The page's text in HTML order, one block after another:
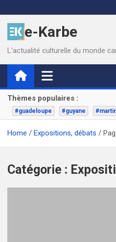
to
contente-Karbe
L'actualité culturelle du monde
Thèmes populaires :
#guadeloupe #guyane
Home Expositions, débats
Catégorie :